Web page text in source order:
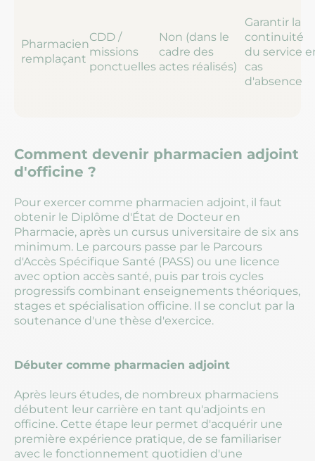
Pharmacien
remplaçant
CDD /
missions
ponctuelles
Non (dans le
cadre des
actes réalisés)
Garantir la
continuité
du service
cas
d'absence
Comment devenir pharmacien adjoint
d'officine ?
Pour exercer comme pharmacien adjoint, il faut
obtenir le Diplôme d'État de Docteur en
Pharmacie, après un cursus universitaire de six ans
minimum. Le parcours passe par le Parcours
d'Accès Spécifique Santé (PASS) ou une licence
avec option accès santé, puis par trois cycles
progressifs combinant enseignements théoriques,
stages et spécialisation officine. Il se conclut par la
soutenance d'une thèse d'exercice.
Débuter comme pharmacien adjoint
Après leurs études, de nombreux pharmaciens
débutent leur carrière en tant qu'adjoints en
officine. Cette étape leur permet d'acquérir une
première expérience pratique, de se familiariser
avec le fonctionnement quotidien d'une